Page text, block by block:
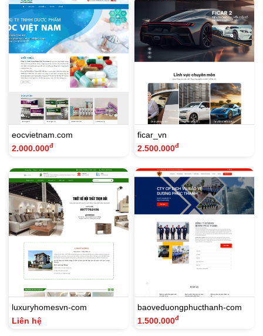
eocvietnam.com
2.000.000đ
ficar_vn
2.500.000đ
luxuryhomesvn-com
Liên hệ
baoveduongphucthanh-com
1.500.000đ